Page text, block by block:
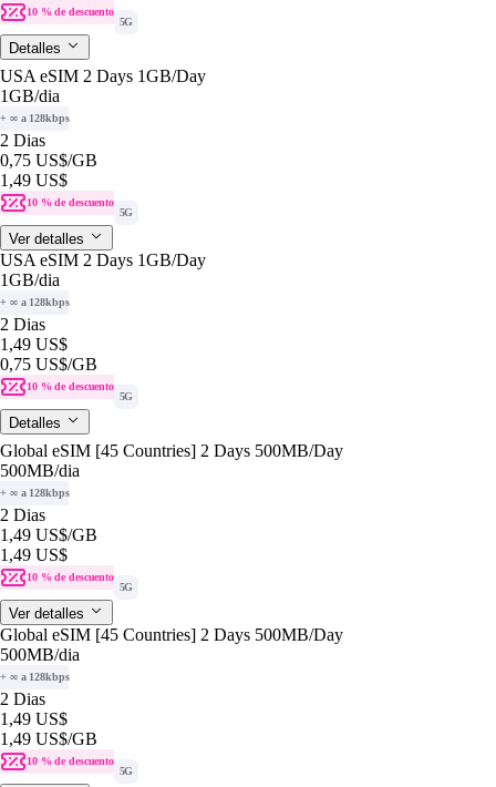
10 % de descuento
5G
Detalles
USA eSIM 2 Days 1GB/Day
1GB/dia
+ ∞ a 128kbps
2 Dias
0,75 US$/GB
1,49 US$
10 % de descuento
5G
Ver detalles
USA eSIM 2 Days 1GB/Day
1GB/dia
+ ∞ a 128kbps
2 Dias
1,49 US$
0,75 US$/GB
10 % de descuento
5G
Detalles
Global eSIM [45 Countries] 2 Days 500MB/Day
500MB/dia
+ ∞ a 128kbps
2 Dias
1,49 US$/GB
1,49 US$
10 % de descuento
5G
Ver detalles
Global eSIM [45 Countries] 2 Days 500MB/Day
500MB/dia
+ ∞ a 128kbps
2 Dias
1,49 US$
1,49 US$/GB
10 % de descuento
5G